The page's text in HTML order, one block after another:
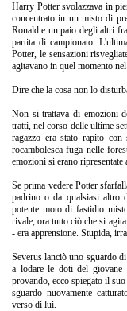
Harry Potter svolazzava in
concentrato in un misto di
Ronald e un paio degli altri
partita di campionato.
Potter, le sensazioni
agitavano in quel momento
Dire che la cosa non lo
Non si trattava di emozioni
tratti, nel corso delle ultime
ragazzo era stato rapito
rocambolesca fuga nelle
emozioni si erano ripresentate
Se prima vedere Potter
padrino o da qualsiasi altro
potente moto di fastidio
rivale, ora tutto ciò che si
- era apprensione. Stupida,
Severus lanciò uno sguardo
a lodare le doti del
provando, ecco spiegato il
sguardo nuovamente
verso di lui.